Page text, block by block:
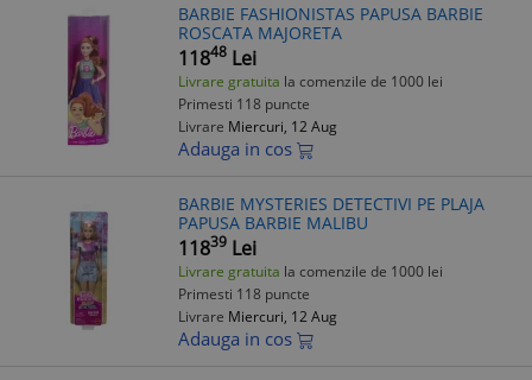
BARBIE FASHIONISTAS PAPUSA BARBIE
ROSCATA MAJORETA
11848 Lei
Livrare gratuita la comenzile de 1000 lei
Primesti 118 puncte
Livrare Miercuri, 12 Aug
Adauga in cos
BARBIE MYSTERIES DETECTIVI PE PLAJA
PAPUSA BARBIE MALIBU
11839 Lei
Livrare gratuita la comenzile de 1000 lei
Primesti 118 puncte
Livrare Miercuri, 12 Aug
Adauga in cos